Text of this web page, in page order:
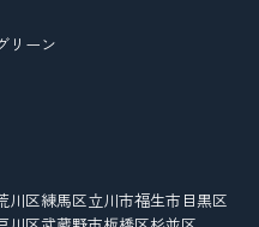
リーン
川区練馬区立川市福生市 目黒区